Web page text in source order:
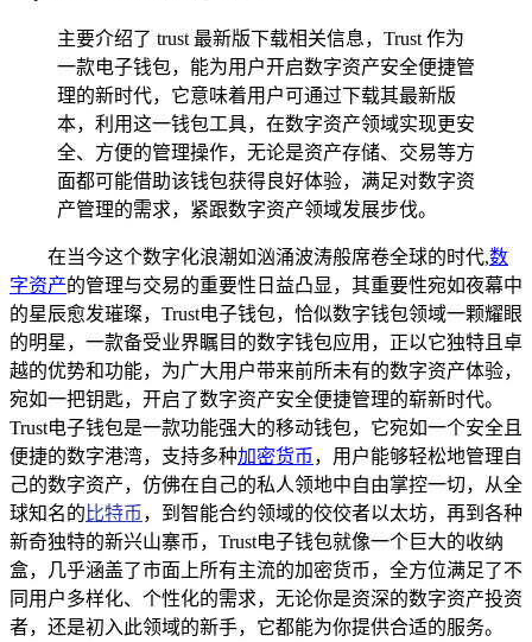
主要介绍了 trust 最新版下载相关信息，Trust 作为
一款电子钱包，能为用户开启数字资产安全便捷管
理的新时代，它意味着用户可通过下载其最新版
本，利用这一钱包工具，在数字资产领域实现更安
全、方便的管理操作，无论是资产存储、交易等方
面都可能借助该钱包获得良好体验，满足对数字资
产管理的需求，紧跟数字资产领域发展步伐。
在当今这个数字化浪潮如汹涌波涛般席卷全球的时代,数
字资产的管理与交易的重要性日益凸显，其重要性宛如夜幕中
的星辰愈发璀璨，Trust电子钱包，恰似数字钱包领域一颗耀眼
的明星，一款备受业界瞩目的数字钱包应用，正以它独特且卓
越的优势和功能，为广大用户带来前所未有的数字资产体验，
宛如一把钥匙，开启了数字资产安全便捷管理的崭新时代。
Trust电子钱包是一款功能强大的移动钱包，它宛如一个安全且
便捷的数字港湾，支持多种加密货币 ，用户能够轻松地管理自
己的数字资产，仿佛在自己的私人领地中自由掌控一切，从全
球知名的 比特币 ，到智能合约领域的佼佼者以太坊，再到各种
新奇独特的新兴山寨币，Trust电子钱包就像一个巨大的收纳
盒，几乎涵盖了市面上所有主流的加密货币，全方位满足了不
同用户多样化、个性化的需求，无论你是资深的数字资产投资
者，还是初入此领域的新手，它都能为你提供合适的服务。